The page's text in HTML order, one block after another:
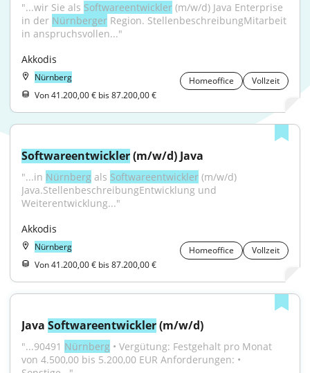
"...wir Sie als Softwareentwickler (m/w/d) Java Enterprise
in der Nürnberger Region. StellenbeschreibungMitarbeit
in anspruchsvollen..."
Akkodis
Nürnberg Homeoffice
Vollzeit
Von 41.200,00 € bis 87.200,00 €
Softwareentwickler (m/w/d) Java
"...in Nürnberg als Softwareentwickler (m/w/d)
Java.StellenbeschreibungEntwicklung und
Weiterentwicklung..."
Akkodis
Nürnberg Homeoffice
Vollzeit
Von 41.200,00 € bis 87.200,00 €
Java Softwareentwickler (m/w/d)
"...90491 Nürnberg • Vergütung: Festgehalt pro Monat
von 4.500,00 bis 5.200,00 EUR Anforderungen: •